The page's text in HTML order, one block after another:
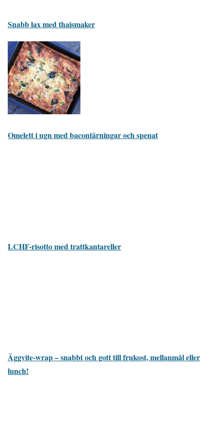
Snabb lax med thaismaker
Omelett i ugn med bacontärningar och spenat
LCHF-risotto med trattkantareller
Äggvite-wrap – snabbt och gott till frukost, mellanmål eller
lunch!